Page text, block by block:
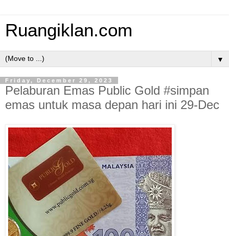
Ruangiklan.com
▼
Friday, December 29, 2023
Pelaburan Emas Public Gold #simpan
emas untuk masa depan hari ini 29-Dec